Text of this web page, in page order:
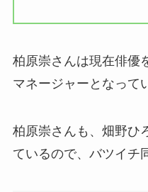
柏原崇さんは現在俳優
マネージャーとなって
柏原崇さんも、畑野ひ
ているので、バツイチ